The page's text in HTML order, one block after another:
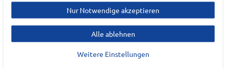
72459Albstadt
Nur Notwendige akzeptieren
Alle ablehnen
Weitere Einstellungen